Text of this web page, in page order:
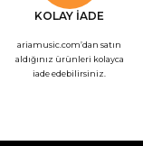
KOLAY İADE
ariamusic.com’dan satın
aldığınız ürünleri kolayca
iade edebilirsiniz.